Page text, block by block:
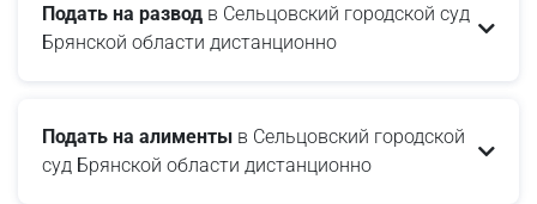
Подать на развод в Сельцовский городской суд
Брянской области дистанционно
Подать на алименты в Сельцовский городской
суд Брянской области дистанционно